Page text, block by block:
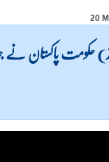
20
حکومت پاکستان